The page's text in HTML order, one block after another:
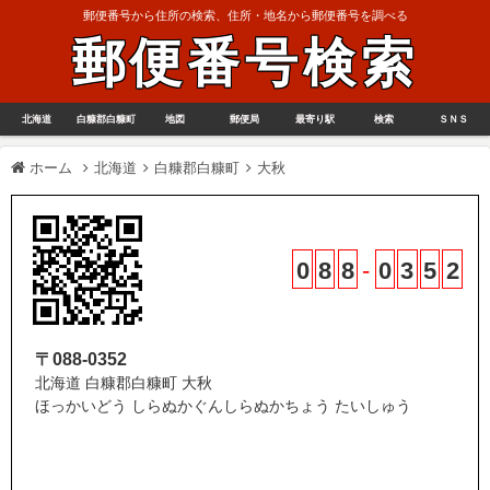
郵便番号から住所の検索、住所・地名から郵便番号を調べる
郵便番号検索
北海道 白糠郡白糠町 地図 郵便局 最寄り駅 検索 ＳＮＳ
ホーム 北海道 白糠郡白糠町 大秋
0 8 8 - 0 3 5 2
〒088-0352
北海道 白糠郡白糠町 大秋
ほっかいどう しらぬかぐんしらぬかちょう たいしゅう